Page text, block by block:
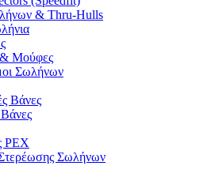
& Thru-Hulls
Μούφες
Σωλήνων
Βάνες
PEX
Σωλήνων